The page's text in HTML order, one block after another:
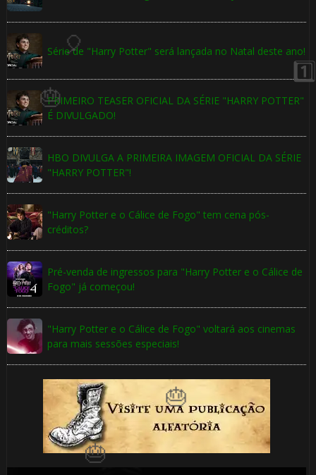
Série de "Harry Potter" será lançada no Natal deste ano!
PRIMEIRO TEASER OFICIAL DA SÉRIE "HARRY POTTER"
É DIVULGADO!
HBO DIVULGA A PRIMEIRA IMAGEM OFICIAL DA SÉRIE
"HARRY POTTER"!
"Harry Potter e o Cálice de Fogo" tem cena pós-
créditos?
Pré-venda de ingressos para "Harry Potter e o Cálice de
Fogo" já começou!
"Harry Potter e o Cálice de Fogo" voltará aos cinemas
para mais sessões especiais!
🎂
1️⃣ 8️⃣